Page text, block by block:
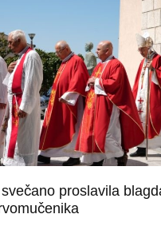
proslavila